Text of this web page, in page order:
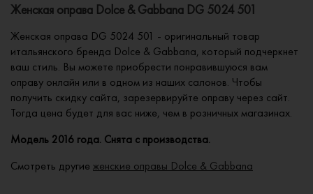
Женская оправа Dolce & Gabbana DG 5024 501
Женская оправа DG 5024 501 - оригинальный товар
итальянского бренда Dolce & Gabbana, который подчеркнет
ваш стиль. Вы можете приобрести понравившуюся вам
оправу онлайн или в одном из наших салонов. Чтобы
получить скидку сайта, зарезервируйте оправу через сайт.
Тогда цена будет для вас ниже, чем в розничных магазинах.
Модель 2016 года. Снята с производства.
Смотреть другие женские оправы Dolce & Gabbana